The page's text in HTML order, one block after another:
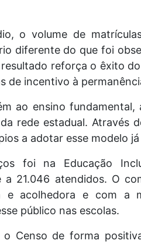
o volume de
diferente do que foi
reforça o êxito
de incentivo à
ao ensino
rede estadual. Através
a adotar esse modelo
foi na Educação
a 21.046 atendidos. O
e acolhedora e com a
público nas escolas.
o Censo de forma